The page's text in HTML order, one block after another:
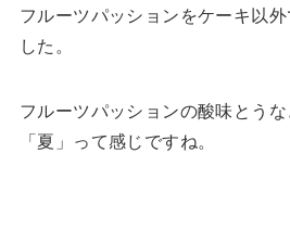
フルーツパッションをケーキ以
した。
フルーツパッションの酸味とう
「夏」って感じですね。